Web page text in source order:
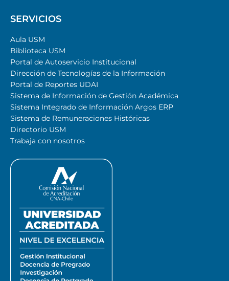
SERVICIOS
Aula USM
Biblioteca USM
Portal de Autoservicio Institucional
Dirección de Tecnologías de la Información
Portal de Reportes UDAI
Sistema de Información de Gestión Académica
Sistema Integrado de Información Argos ERP
Sistema de Remuneraciones Históricas
Directorio USM
Trabaja con nosotros